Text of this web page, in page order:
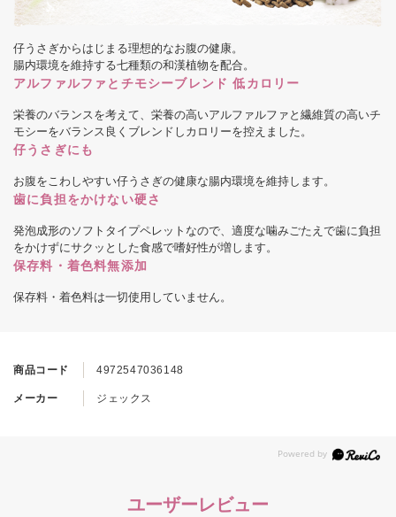
商品コード 4972547036148
メーカー ジェックス
仔うさぎからはじまる理想的なお腹の健康。
腸内環境を維持する七種類の和漢植物を配合。
アルファルファとチモシーブレンド 低カロリー
栄養のバランスを考えて、栄養の高いアルファルファと繊維質の高いチ
モシーをバランス良くブレンドしカロリーを控えました。
仔うさぎにも
お腹をこわしやすい仔うさぎの健康な腸内環境を維持します。
歯に負担をかけない硬さ
発泡成形のソフトタイプペレットなので、適度な噛みごたえで歯に負担
をかけずにサクッとした食感で嗜好性が増します。
保存料・着色料無添加
保存料・着色料は一切使用していません。
ユーザーレビュー